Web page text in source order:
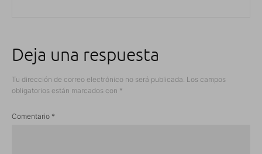
Deja una respuesta
Tu dirección de correo electrónico no será publicada. Los campos
obligatorios están marcados con *
Comentario *